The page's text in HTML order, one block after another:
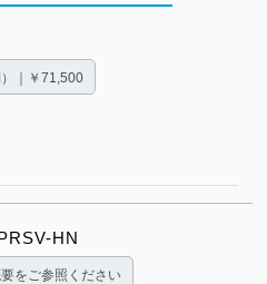
）｜￥71,500
HN
をご参照ください